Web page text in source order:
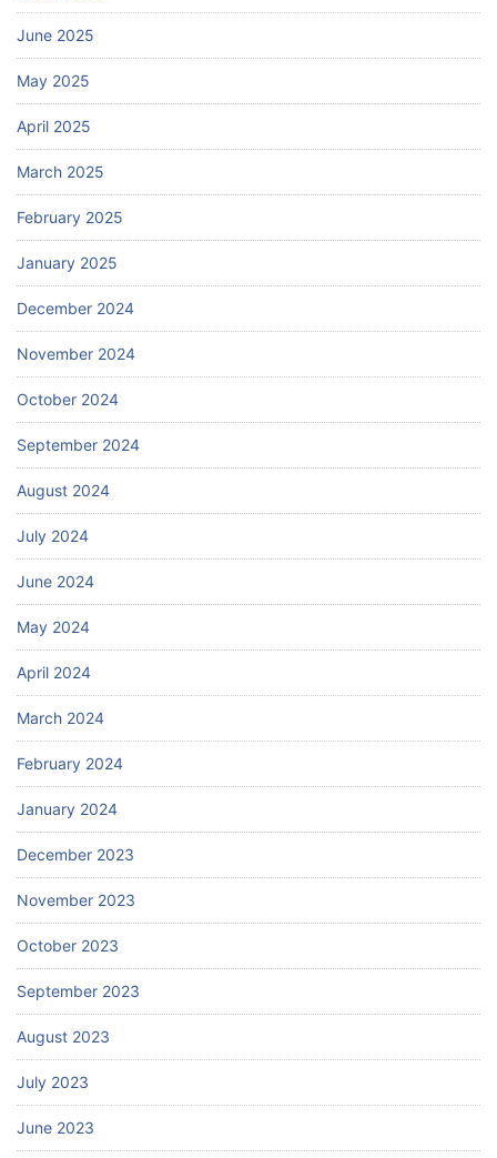
June 2025
May 2025
April 2025
March 2025
February 2025
January 2025
December 2024
November 2024
October 2024
September 2024
August 2024
July 2024
June 2024
May 2024
April 2024
March 2024
February 2024
January 2024
December 2023
November 2023
October 2023
September 2023
August 2023
July 2023
June 2023